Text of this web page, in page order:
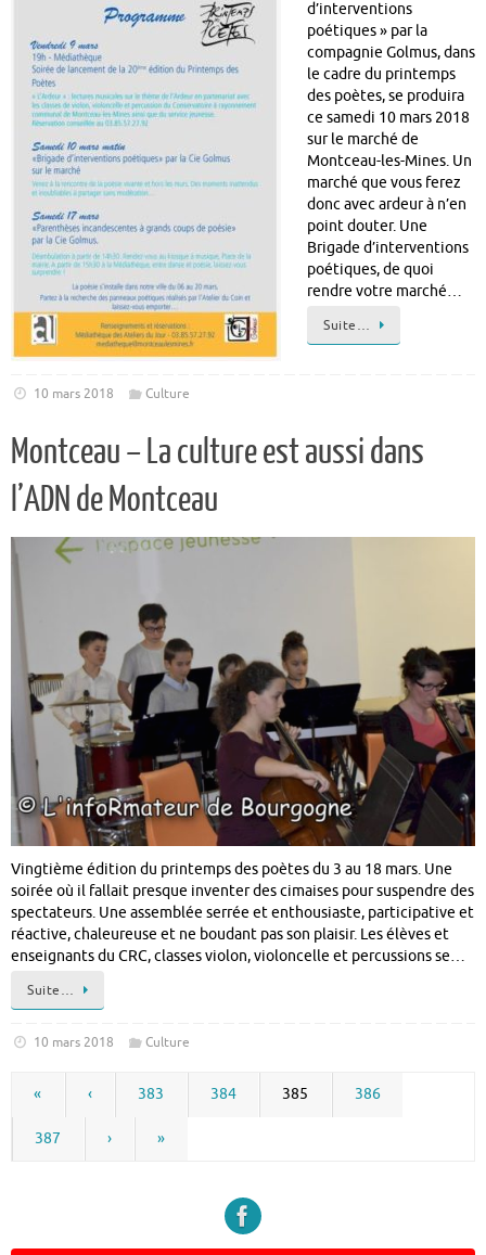
d’interventions
poétiques » par la
compagnie Golmus, dans
le cadre du printemps
des poètes, se produira
ce samedi 10 mars 2018
sur le marché de
Montceau-les-Mines. Un
marché que vous ferez
donc avec ardeur à n’en
point douter. Une
Brigade d’interventions
poétiques, de quoi
rendre votre marché…
Suite…
10 mars 2018 Culture
Montceau – La culture est aussi dans
l’ADN de Montceau
Vingtième édition du printemps des poètes du 3 au 18 mars. Une
soirée où il fallait presque inventer des cimaises pour suspendre des
spectateurs. Une assemblée serrée et enthousiaste, participative et
réactive, chaleureuse et ne boudant pas son plaisir. Les élèves et
enseignants du CRC, classes violon, violoncelle et percussions se…
Suite…
10 mars 2018 Culture
« ‹ 383 384 385 386
387 › »